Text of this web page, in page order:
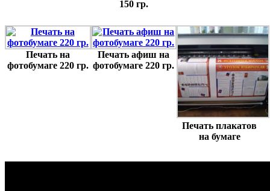
150 гр.
Печать на
фотобумаге 220 гр.
Печать афиш на
фотобумаге 220 гр.
Печать плакатов
на бумаге